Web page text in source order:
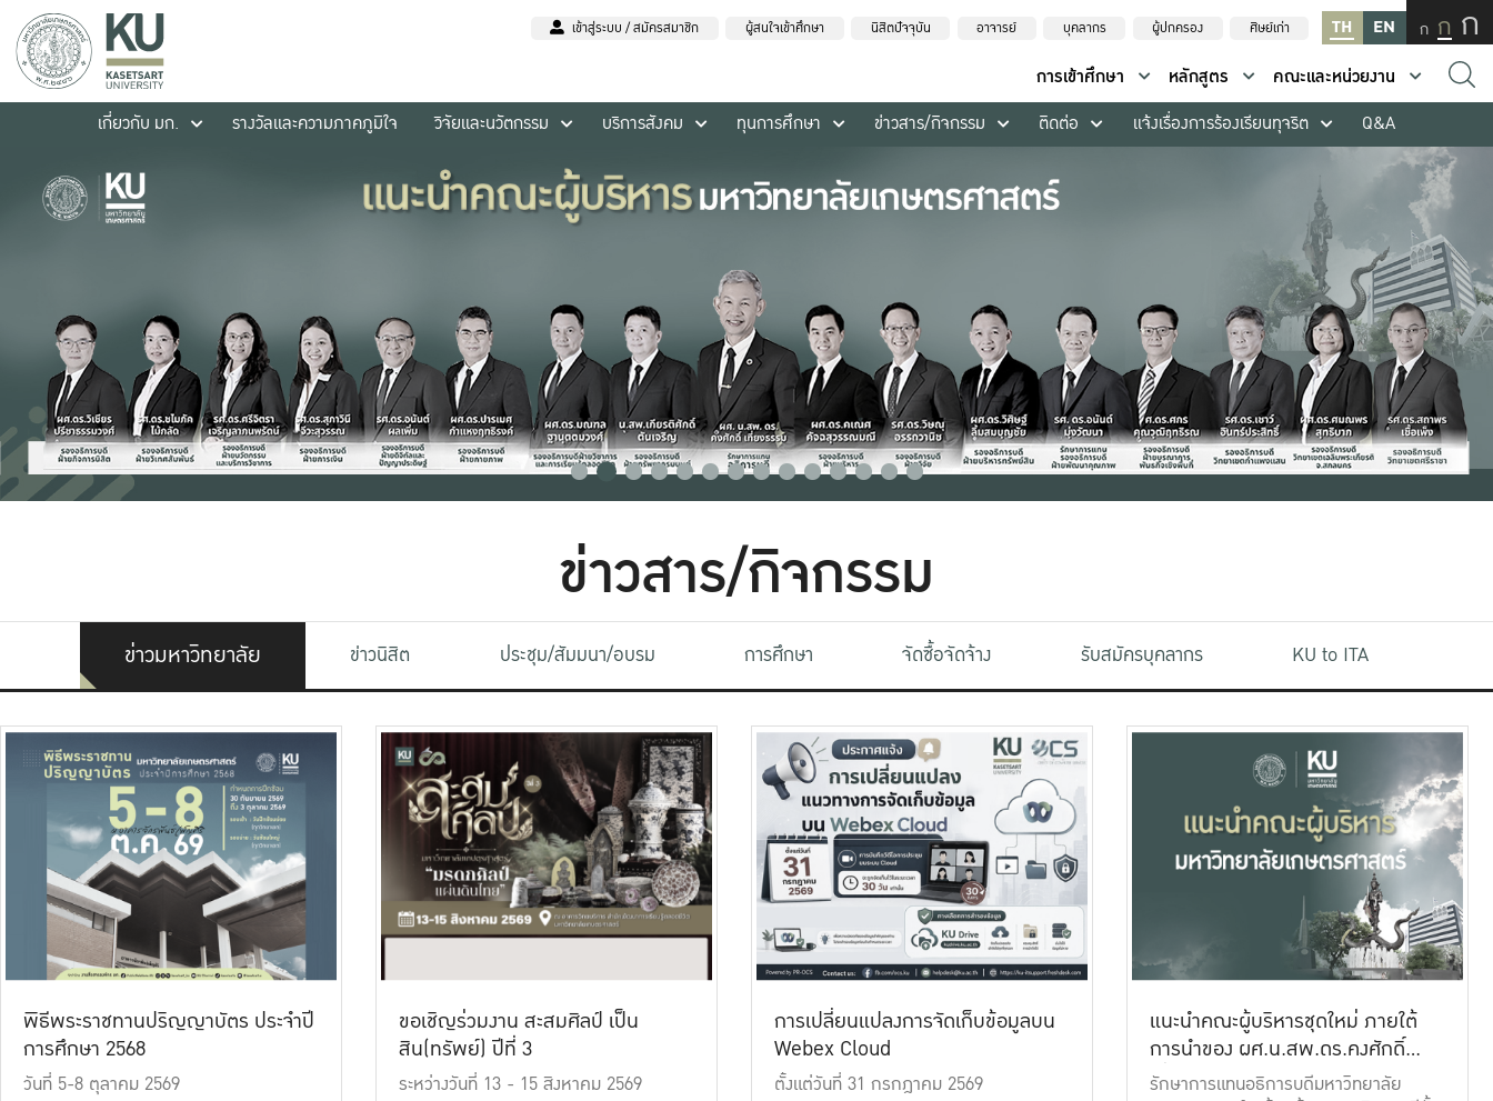
เข้าสู่ระบบ / สมัครสมาชิก ผู้สนใจเข้าศึกษา นิสิตปัจจุบัน อาจารย์ บุคลากร ผู้ปกครอง ศิษย์เก่า TH EN ก ก ก
การเข้าศึกษา หลักสูตร
คณะและหน่วยงาน
เกี่ยวกับ มก.
รางวัลและความภาคภูมิใจ วิจัยและนวัตกรรม บริการสังคม ทุนการศึกษา ข่าวสาร/กิจกรรม ติดต่อ แจ้งเรื่องการร้องเรียนทุจริต Q&A
ข่าวสาร/กิจกรรม
ข่าวมหาวิทยาลัย ข่าวนิสิต ประชุม/สัมมนา/อบรม การศึกษา จัดซื้อจัดจ้าง รับสมัครบุคลากร KU to ITA
พิธีพระราชทานปริญญาบัตร ประจำปี
การศึกษา 2568
วันที่ 5-8 ตุลาคม 2569
ขอเชิญร่วมงาน สะสมศิลป์ เป็น
สิน(ทรัพย์) ปีที่ 3
ระหว่างวันที่ 13 - 15 สิงหาคม 2569
การเปลี่ยนแปลงการจัดเก็บข้อมูลบน
Webex Cloud
ตั้งแต่วันที่ 31 กรกฎาคม 2569
แนะนำคณะผู้บริหารชุดใหม่ ภายใต้
การนำของ ผศ.น.สพ.ดร.คงศักดิ์
เที่ยงธรรม
รักษาการแทนอธิการบดีมหาวิทยาลัย